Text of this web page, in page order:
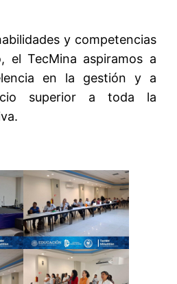
y competencias
el TecMina aspiramos a
en la gestión y a
superior a toda la